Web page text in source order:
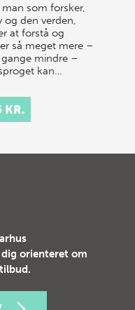
som forsker,
og den verden,
at forstå og
så meget mere –
mindre –
kan…
KR.
orienteret om